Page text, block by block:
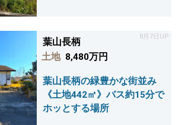
8月7日UP
葉山長柄
土地 8,480万円
葉山長柄の緑豊かな街並み
《土地442㎡》バス約15分で
ホッとする場所